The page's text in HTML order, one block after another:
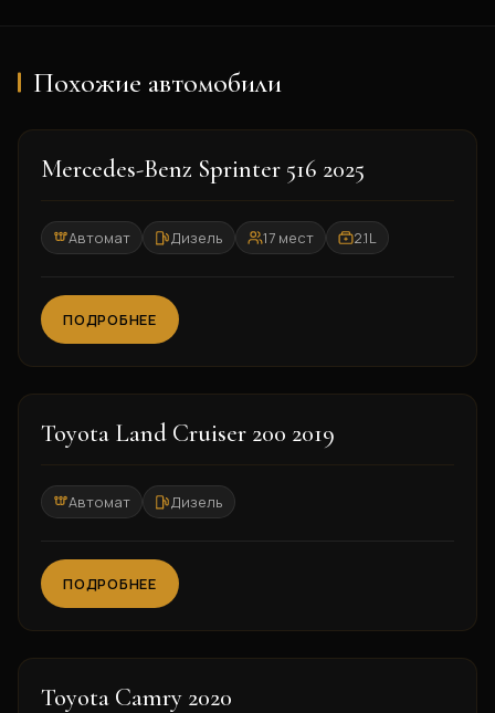
Похожие автомобили
Mercedes-Benz Sprinter 516 2025
Автомат Дизель 17 мест 2.1L
ПОДРОБНЕЕ
Toyota Land Cruiser 200 2019
Автомат Дизель
ПОДРОБНЕЕ
Toyota Camry 2020